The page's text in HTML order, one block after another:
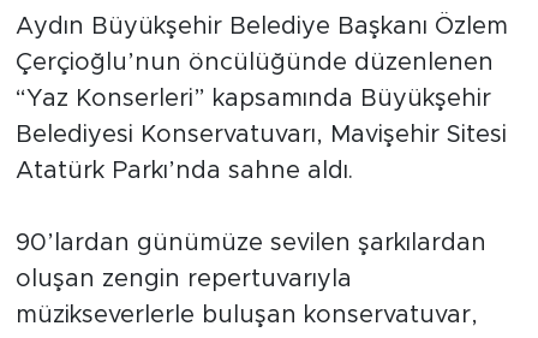
Aydın Büyükşehir Belediye Başkanı Özlem
Çerçioğlu’nun öncülüğünde düzenlenen
“Yaz Konserleri” kapsamında Büyükşehir
Belediyesi Konservatuvarı, Mavişehir Sitesi
Atatürk Parkı’nda sahne aldı.
90’lardan günümüze sevilen şarkılardan
oluşan zengin repertuvarıyla
müzikseverlerle buluşan konservatuvar,